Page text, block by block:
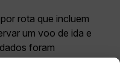
rota que incluem
um voo de ida e
foram
para a